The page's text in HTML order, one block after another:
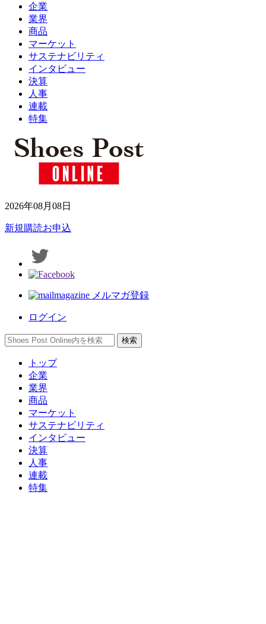
企業
業界
商品
マーケット
サステナビリティ
インタビュー
決算
人事
連載
特集
2026年08月08日
新規購読お申込
メルマガ登録
ログイン
トップ
企業
業界
商品
マーケット
サステナビリティ
インタビュー
決算
人事
連載
特集